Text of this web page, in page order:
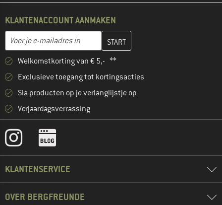
KLANTENACCOUNT AANMAKEN
E-mailadres
Vul je e-mailadres hier in en maak in de volgende stap je
Welkomstkorting van € 5,- **
Exclusieve toegang tot kortingsacties
Sla producten op je verlanglijstje op
Verjaardagsverrassing
KLANTENSERVICE
OVER BERGFREUNDE